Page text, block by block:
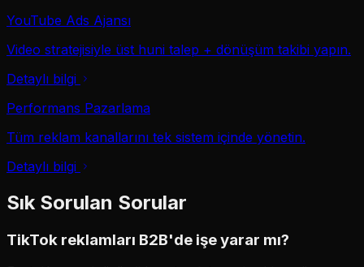
YouTube Ads Ajansı
Video stratejisiyle üst huni talep + dönüşüm takibi yapın.
Detaylı bilgi
Performans Pazarlama
Tüm reklam kanallarını tek sistem içinde yönetin.
Detaylı bilgi
Sık Sorulan Sorular
TikTok reklamları B2B'de işe yarar mı?